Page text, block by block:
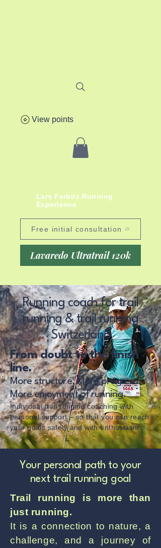
View points
Lars Ferbitz Running
Experience
Free initial consultation
Lavaredo Ultratrail 120k
Running coach for trail
running & trail running
Switzerland
From doubt to the finish
line.
More structure. More progress.
More enjoyment of running.
Individual trail running coaching with
personal support – so that you can reach
your goals safely and with enthusiasm.
Your personal path to your
next trail running goal
Trail running is more than
just running.
It is a connection to nature, a
challenge, and a journey of